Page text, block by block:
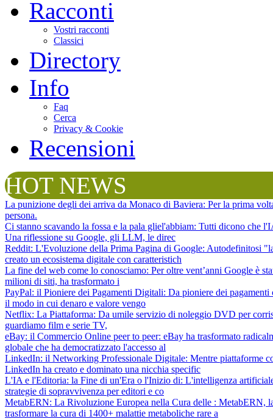
Racconti
Vostri racconti
Classici
Directory
Info
Faq
Cerca
Privacy & Cookie
Recensioni
HOT NEWS
La punizione degli dei arriva da Monaco di Baviera: Per la prima
persona.
Ci stanno scavando la fossa e la pala gliel'abbiam: Tutti dicono che
Una riflessione su Google, gli LLM, le direc
Reddit: L'Evoluzione della Prima Pagina di Google: Autodefinitosi
creato un ecosistema digitale con caratteristich
La fine del web come lo conosciamo: Per oltre vent’anni Google è
milioni di siti, ha trasformato i
PayPal: il Pioniere dei Pagamenti Digitali: Da pioniere dei
il modo in cui denaro e valore vengo
Netflix: La Piattaforma: Da umile servizio di noleggio DVD per
guardiamo film e serie TV,
eBay: il Commercio Online peer to peer: eBay ha trasformato
globale che ha democratizzato l'accesso al
LinkedIn: il Networking Professionale Digitale: Mentre piattaforme
LinkedIn ha creato e dominato una nicchia specific
L'IA e l'Editoria: la Fine di un'Era o l'Inizio di: L'intelligenza
strategie di sopravvivenza per editori e co
MetabERN: La Rivoluzione Europea nella Cura delle : MetabERN,
trasformare la cura di 1400+ malattie metaboliche rare a